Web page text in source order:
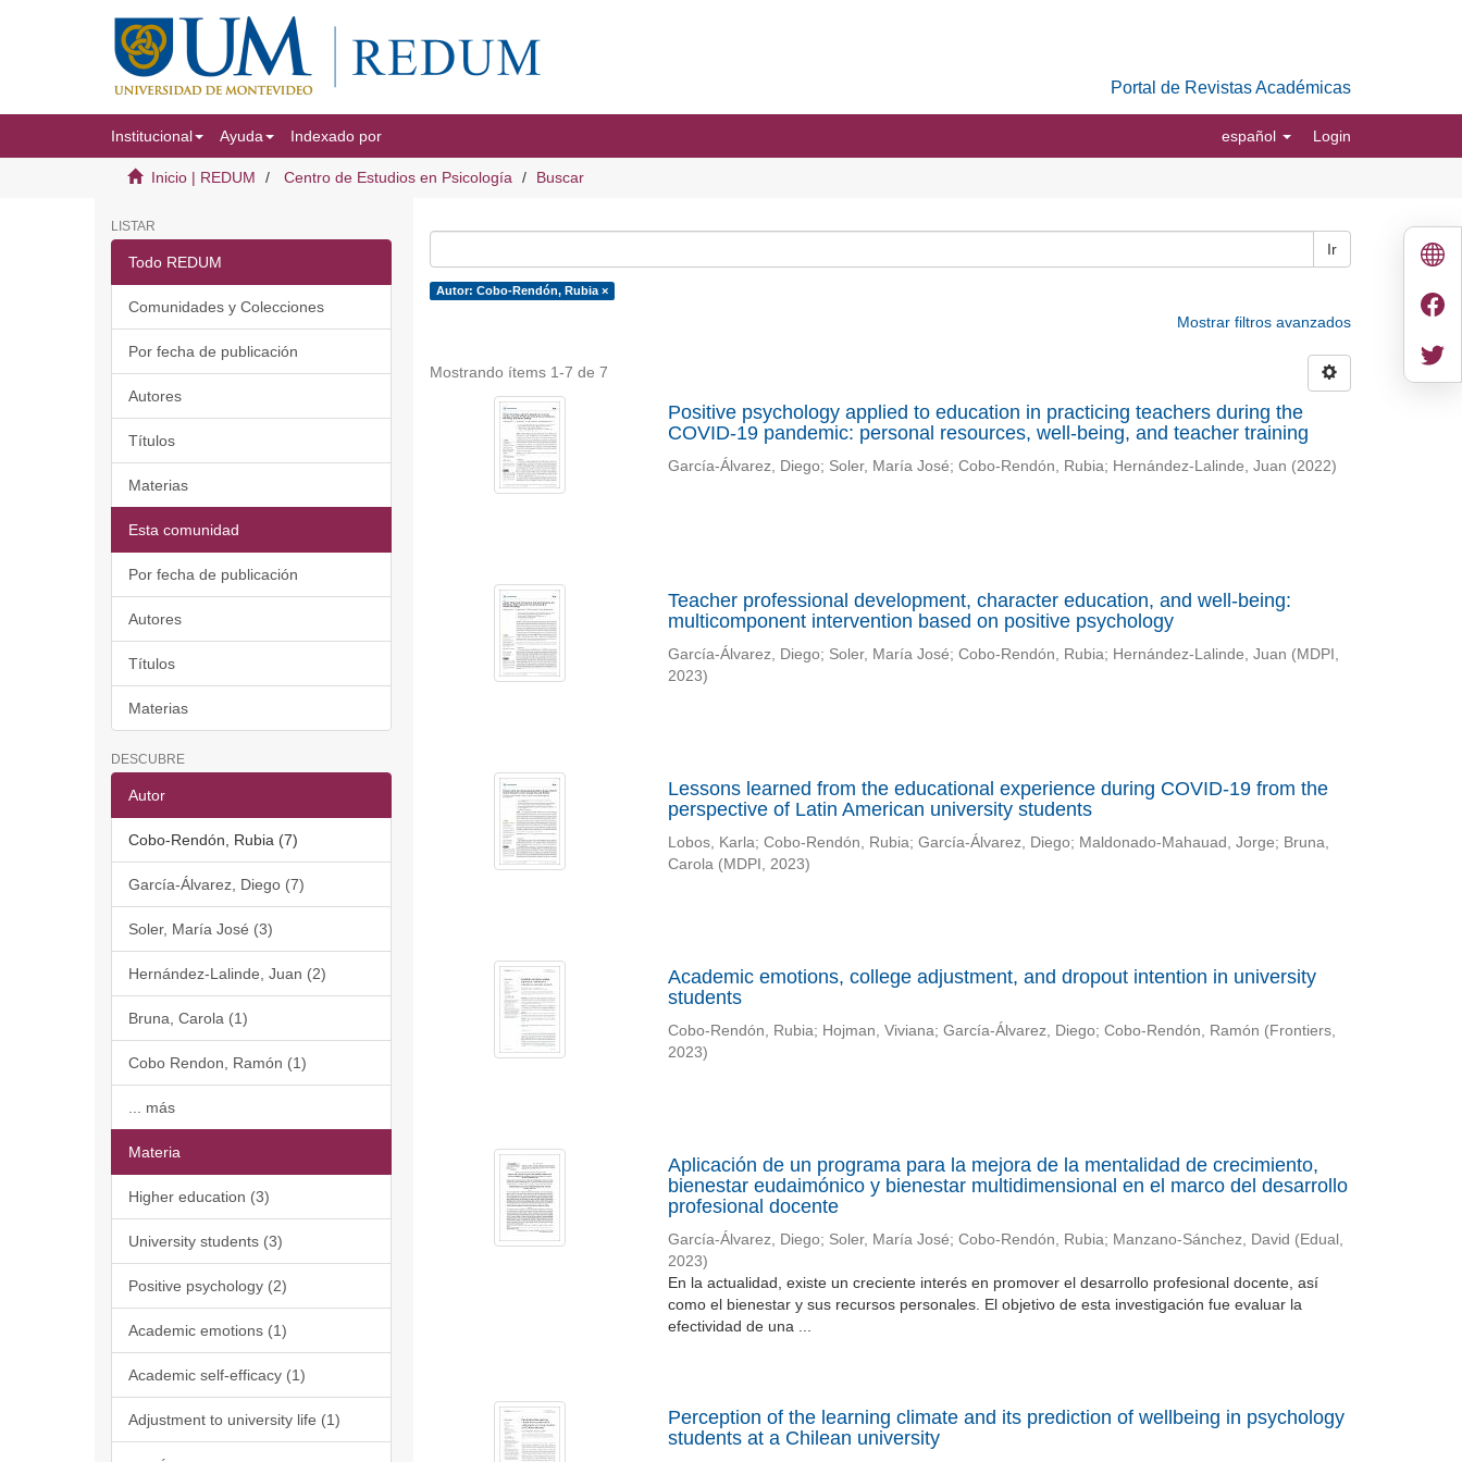
Portal de Revistas Académicas
Institucional Ayuda Indexado por español Login
Inicio | REDUM Centro de Estudios en Psicología Buscar
LISTAR
Todo REDUM
Comunidades y Colecciones
Por fecha de publicación
Autores
Títulos
Materias
Esta comunidad
Por fecha de publicación
Autores
Títulos
Materias
DESCUBRE
Autor
Cobo-Rendón, Rubia (7)
García-Álvarez, Diego (7)
Soler, María José (3)
Hernández-Lalinde, Juan (2)
Bruna, Carola (1)
Cobo Rendon, Ramón (1)
... más
Materia
Higher education (3)
University students (3)
Positive psychology (2)
Academic emotions (1)
Academic self-efficacy (1)
Adjustment to university life (1)
Ir
Autor: Cobo-Rendón, Rubia ×
Mostrar filtros avanzados
Mostrando ítems 1-7 de 7
Positive psychology applied to education in practicing teachers during the
COVID-19 pandemic: personal resources, well-being, and teacher training
García-Álvarez, Diego; Soler, María José; Cobo-Rendón, Rubia; Hernández-Lalinde, Juan (2022)
Teacher professional development, character education, and well-being:
multicomponent intervention based on positive psychology
García-Álvarez, Diego; Soler, María José; Cobo-Rendón, Rubia; Hernández-Lalinde, Juan (MDPI ,
2023)
Lessons learned from the educational experience during COVID-19 from the
perspective of Latin American university students
Lobos, Karla; Cobo-Rendón, Rubia; García-Álvarez, Diego; Maldonado-Mahauad, Jorge; Bruna,
Carola (MDPI , 2023)
Academic emotions, college adjustment, and dropout intention in university
students
Cobo-Rendón, Rubia; Hojman, Viviana; García-Álvarez, Diego; Cobo-Rendón, Ramón (Frontiers,
2023)
Aplicación de un programa para la mejora de la mentalidad de crecimiento,
bienestar eudaimónico y bienestar multidimensional en el marco del desarrollo
profesional docente
García-Álvarez, Diego; Soler, María José; Cobo-Rendón, Rubia; Manzano-Sánchez, David (Edual ,
2023)
En la actualidad, existe un creciente interés en promover el desarrollo profesional docente, así
como el bienestar y sus recursos personales. El objetivo de esta investigación fue evaluar la
efectividad de una ...
Perception of the learning climate and its prediction of wellbeing in psychology
students at a Chilean university